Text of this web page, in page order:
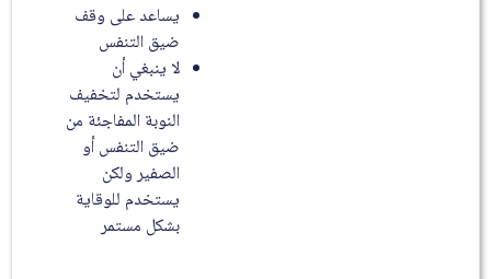
يساعد على وقف
ضيق التنفس
لا ينبغي أن
يستخدم لتخفيف
النوبة المفاجئة من
ضيق التنفس أو
الصفير ولكن
يستخدم للوقاية
بشكل مستمر